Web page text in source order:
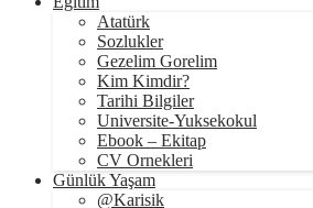
Atatürk
Sozlukler
Gezelim Gorelim
Kim Kimdir?
Tarihi Bilgiler
Universite-Yuksekokul
Ebook – Ekitap
CV Ornekleri
Günlük Yaşam
@Karisik